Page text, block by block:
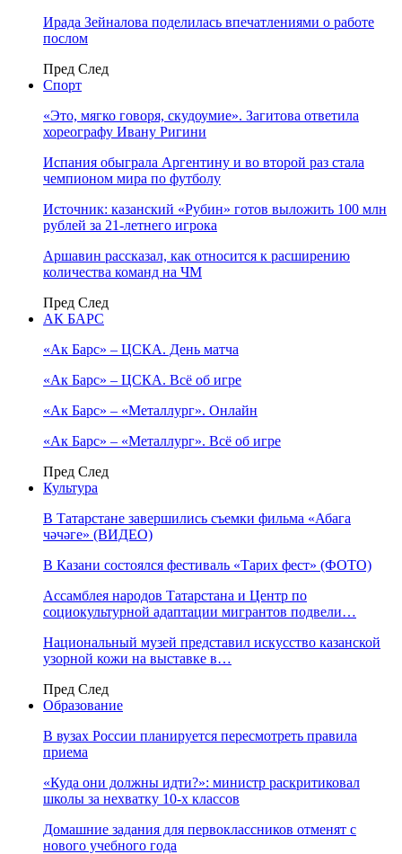
Ирада Зейналова поделилась впечатлениями о работе
послом
Пред След
Спорт
«Это, мягко говоря, скудоумие». Загитова ответила
хореографу Ивану Ригини
Испания обыграла Аргентину и во второй раз стала
чемпионом мира по футболу
Источник: казанский «Рубин» готов выложить 100 млн
рублей за 21-летнего игрока
Аршавин рассказал, как относится к расширению
количества команд на ЧМ
Пред След
АК БАРС
«Ак Барс» – ЦСКА. День матча
«Ак Барс» – ЦСКА. Всё об игре
«Ак Барс» – «Металлург». Онлайн
«Ак Барс» – «Металлург». Всё об игре
Пред След
Культура
В Татарстане завершились съемки фильма «Абага
чәчәге» (ВИДЕО)
В Казани состоялся фестиваль «Тарих фест» (ФОТО)
Ассамблея народов Татарстана и Центр по
социокультурной адаптации мигрантов подвели…
Национальный музей представил искусство казанской
узорной кожи на выставке в…
Пред След
Образование
В вузах России планируется пересмотреть правила
приема
«Куда они должны идти?»: министр раскритиковал
школы за нехватку 10-х классов
Домашние задания для первоклассников отменят с
нового учебного года